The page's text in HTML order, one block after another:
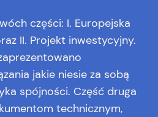
części: I. Europejska
II. Projekt inwestycyjny.
jakie niesie za sobą
spójności. Część druga
technicznym,